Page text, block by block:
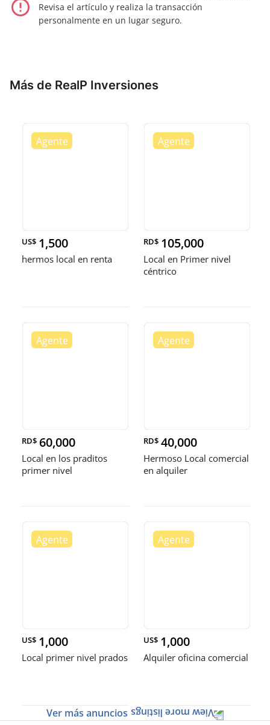
error_outline
Revisa el artículo y realiza la transacción
personalmente en un lugar seguro.
Más de RealP Inversiones
US$ 1,500
hermos local en renta
RD$ 105,000
Local en Primer nivel
céntrico
RD$ 60,000
Local en los praditos
primer nivel
RD$ 40,000
Hermoso Local comercial
en alquiler
US$ 1,000
Local primer nivel prados
US$ 1,000
Alquiler oficina comercial
Ver más anuncios